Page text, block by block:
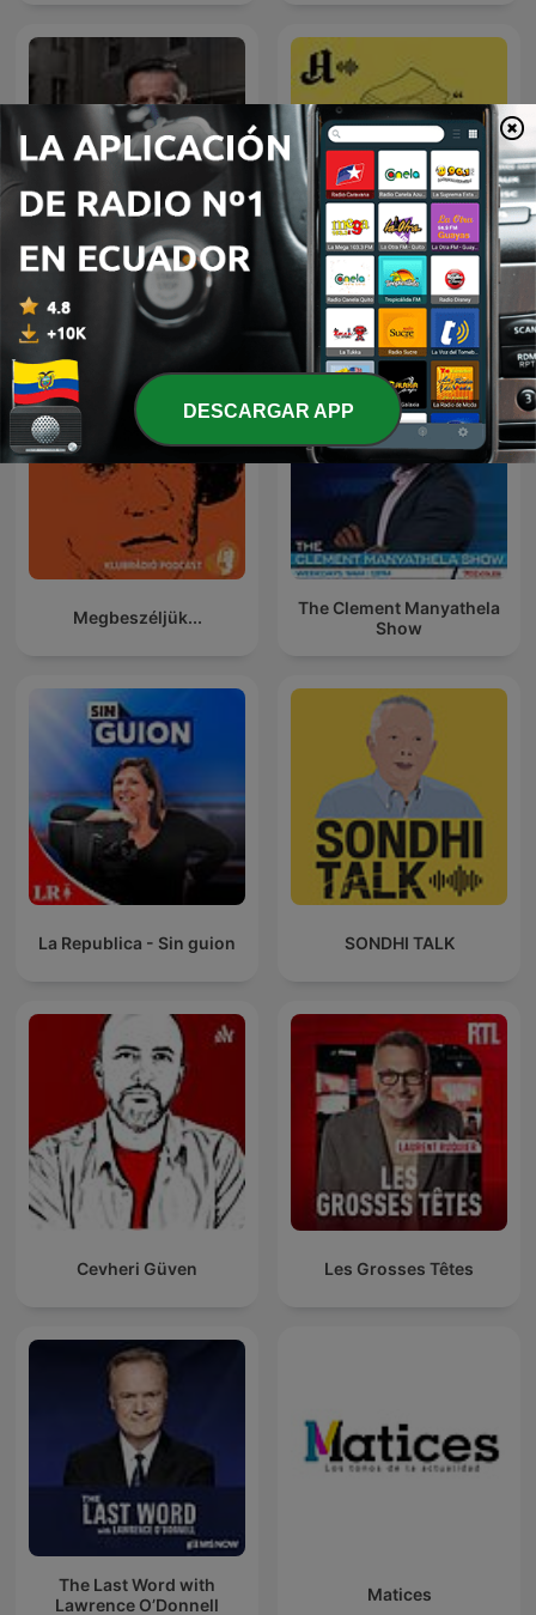
Kriminálka Forklart
Megbeszéljük...
The Clement Manyathela
Show
La Republica - Sin guion SONDHI TALK
Cevheri Güven Les Grosses Têtes
The Last Word with
Lawrence O’Donnell
Matices
DESCARGAR APP